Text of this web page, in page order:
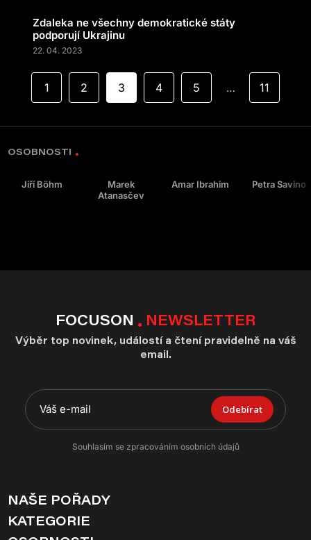
Zdaleka ne všechny demokratické státy
podporují Ukrajinu
22. 04. 2023
1 2 3 4 5 … 11
OSOBNOSTI
Jiří Böhm
Marek
Atanasčev
Amar Ibrahim Petra Savino
FOCUSON NEWSLETTER
Výběr top novinek, událostí a čtení pravidelně na váš
email.
Odebírat
Souhlasím se zpracováním osobních údajů
NAŠE POŘADY
KATEGORIE